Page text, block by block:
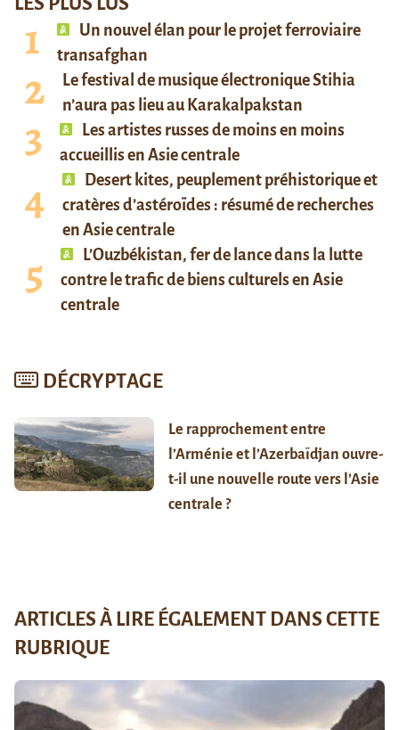
Un nouvel élan pour le projet ferroviaire
transafghan
Le festival de musique électronique Stihia
n’aura pas lieu au Karakalpakstan
Les artistes russes de moins en moins
accueillis en Asie centrale
Desert kites, peuplement préhistorique et
cratères d’astéroïdes : résumé de recherches
en Asie centrale
L’Ouzbékistan, fer de lance dans la lutte
contre le trafic de biens culturels en Asie
centrale
DÉCRYPTAGE
Le rapprochement entre
l’Arménie et l’Azerbaïdjan ouvre-
t-il une nouvelle route vers l’Asie
centrale ?
ARTICLES À LIRE ÉGALEMENT DANS CETTE
RUBRIQUE